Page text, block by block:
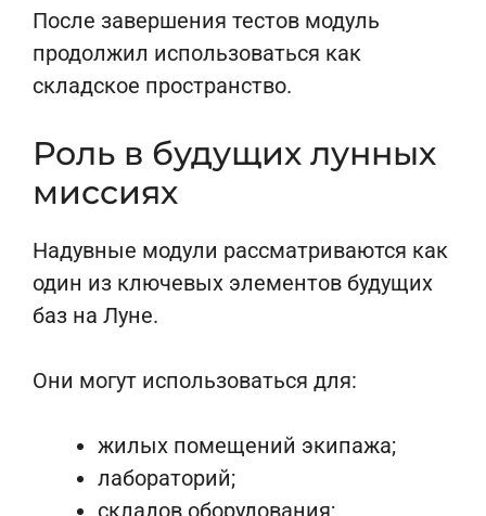
После завершения тестов модуль
продолжил использоваться как
складское пространство.
Роль в будущих лунных
миссиях
Надувные модули рассматриваются как
один из ключевых элементов будущих
баз на Луне.
Они могут использоваться для:
жилых помещений экипажа;
лабораторий;
складов оборудования;